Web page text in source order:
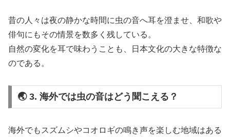
昔の人々は夜の静かな時間に虫の音へ耳を澄ませ、和歌や
俳句にもその情景を数多く残している。
自然の変化を耳で味わうことも、日本文化の大きな特徴な
のである。
🌏 3. 海外では虫の音はどう聞こえる？
海外でもスズムシやコオロギの鳴き声を楽しむ地域はある